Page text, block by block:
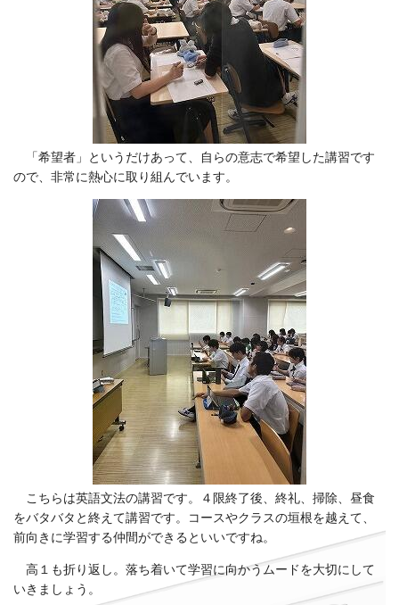
「希望者」というだけあって、自らの意志で希望した講習です
ので、非常に熱心に取り組んでいます。
こちらは英語文法の講習です。４限終了後、終礼、掃除、昼食
をバタバタと終えて講習です。コースやクラスの垣根を越えて、
前向きに学習する仲間ができるといいですね。
高１も折り返し。落ち着いて学習に向かうムードを大切にして
いきましょう。